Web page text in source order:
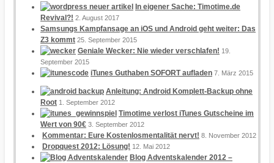
In eigener Sache: Timotime.de
Revival?! 2. August 2017
Samsungs Kampfansage an iOS und Android geht weiter: Das
Z3 kommt 25. September 2015
Geniale Wecker: Nie wieder verschlafen! 19.
September 2015
iTunes Guthaben SOFORT aufladen 7. März 2015
Anleitung: Android Komplett-Backup ohne
Root 1. September 2012
Timotime verlost iTunes Gutscheine im
Wert von 90€ 3. September 2012
Kommentar: Eure Kostenlosmentalität nervt! 8. November 2012
Dropquest 2012: Lösung! 12. Mai 2012
Blog Adventskalender 2012 –